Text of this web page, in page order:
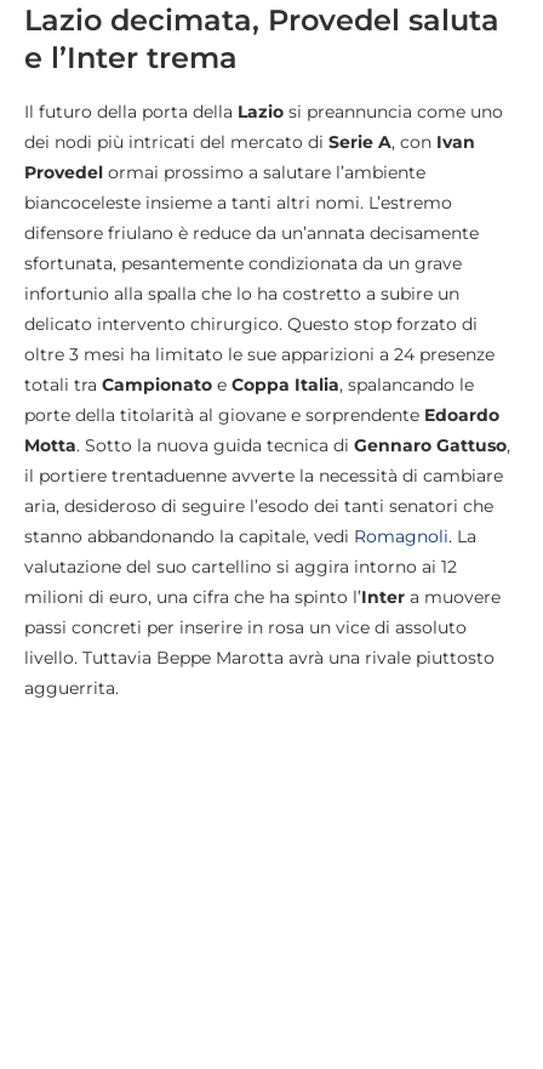
Lazio decimata, Provedel saluta
e l’Inter trema
Il futuro della porta della Lazio si preannuncia come uno
dei nodi più intricati del mercato di Serie A, con Ivan
Provedel ormai prossimo a salutare l’ambiente
biancoceleste insieme a tanti altri nomi. L’estremo
difensore friulano è reduce da un’annata decisamente
sfortunata, pesantemente condizionata da un grave
infortunio alla spalla che lo ha costretto a subire un
delicato intervento chirurgico. Questo stop forzato di
oltre 3 mesi ha limitato le sue apparizioni a 24 presenze
totali tra Campionato e Coppa Italia, spalancando le
porte della titolarità al giovane e sorprendente Edoardo
Motta. Sotto la nuova guida tecnica di Gennaro Gattuso,
il portiere trentaduenne avverte la necessità di cambiare
aria, desideroso di seguire l’esodo dei tanti senatori che
stanno abbandonando la capitale, vedi Romagnoli. La
valutazione del suo cartellino si aggira intorno ai 12
milioni di euro, una cifra che ha spinto l’Inter a muovere
passi concreti per inserire in rosa un vice di assoluto
livello. Tuttavia Beppe Marotta avrà una rivale piuttosto
agguerrita.